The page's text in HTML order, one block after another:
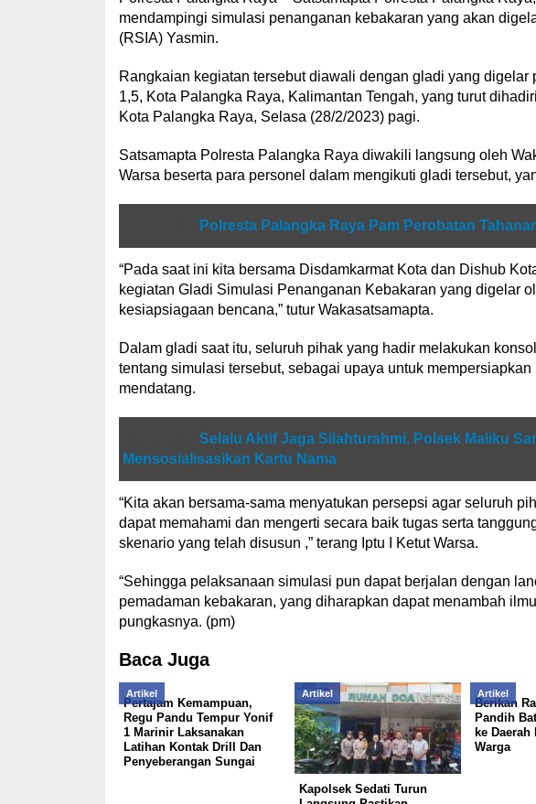
mendampingi simulasi penanganan kebakaran yang akan
(RSIA) Yasmin.
Rangkaian kegiatan tersebut diawali dengan gladi yang
1,5, Kota Palangka Raya, Kalimantan Tengah, yang turut
Kota Palangka Raya, Selasa (28/2/2023) pagi.
Satsamapta Polresta Palangka Raya diwakili langsung oleh
Warsa beserta para personel dalam mengikuti gladi tersebut,
Polresta Palangka Raya Pam Perobatan
“Pada saat ini kita bersama Disdamkarmat Kota dan Dishub
kegiatan Gladi Simulasi Penanganan Kebakaran yang digelar
kesiapsiagaan bencana,” tutur Wakasatsamapta.
Dalam gladi saat itu, seluruh pihak yang hadir melakukan
tentang simulasi tersebut, sebagai upaya untuk
mendatang.
Selalu Aktif Jaga Silahturahmi, Polsek Maliku
Mensosialisasikan Kartu Nama
“Kita akan bersama-sama menyatukan persepsi agar seluruh
dapat memahami dan mengerti secara baik tugas serta
skenario yang telah disusun ,” terang Iptu I Ketut Warsa.
“Sehingga pelaksanaan simulasi pun dapat berjalan dengan
pemadaman kebakaran, yang diharapkan dapat menambah
pungkasnya. (pm)
Baca Juga
Artikel
Pertajam Kemampuan,
Regu Pandu Tempur Yonif
1 Marinir Laksanakan
Latihan Kontak Drill Dan
Penyeberangan Sungai
Artikel
Kapolsek Sedati Turun
Artikel
Berikan
Pandih
ke
Warga